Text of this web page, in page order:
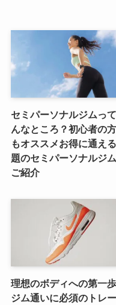
セミパーソナルジムっ
んなところ？初心者の
もオススメお得に通え
題のセミパーソナルジ
ご紹介
理想のボディへの第一歩
ジム通いに必須のトレ